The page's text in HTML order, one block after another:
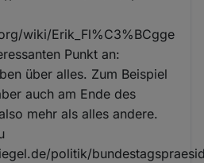
wiki/Erik_Fl%C3%BCgge
Punkt an:
über alles. Zum Beispiel
auch am Ende des
mehr als alles andere.
politik/